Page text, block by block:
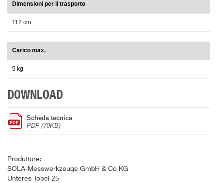
Dimensioni per il trasporto
112 cm
Carico max.
5 kg
DOWNLOAD
Scheda tecnica
PDF (70KB)
Produttore:
SOLA-Messwerkzeuge GmbH & Co KG
Unteres Tobel 25